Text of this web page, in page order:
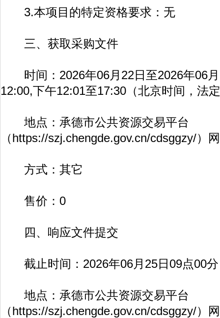
3.本项目的特定资格要求：无
三、获取采购文件
时间：2026年06月22日至2026年06月
12:00,下午12:01至17:30（北京时间，法
地点：承德市公共资源交易平台
（https://szj.chengde.gov.cn/cdsggzy/）
方式：其它
售价：0
四、响应文件提交
截止时间：2026年06月25日09点00分
地点：承德市公共资源交易平台
（https://szj.chengde.gov.cn/cdsggzy/）